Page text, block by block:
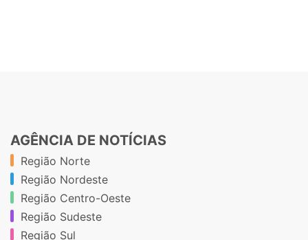
AGÊNCIA DE NOTÍCIAS
Região Norte
Região Nordeste
Região Centro-Oeste
Região Sudeste
Região Sul